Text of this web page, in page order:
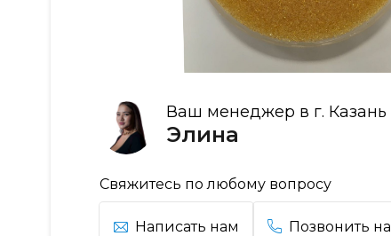
Ваш менеджер в г. Казань
Элина
Свяжитесь по любому вопросу
Написать нам Позвонить